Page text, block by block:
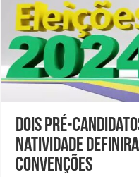
Dois pré-
Natividade
convenções